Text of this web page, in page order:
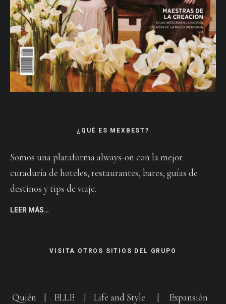
¿QUÉ ES MEXBEST?
Somos una plataforma always-on con la mejor
curaduría de hoteles, restaurantes, bares, guías de
destinos y tips de viaje.
LEER MÁS…
VISITA OTROS SITIOS DEL GRUPO
Quién ELLE Life and Style
Expansión